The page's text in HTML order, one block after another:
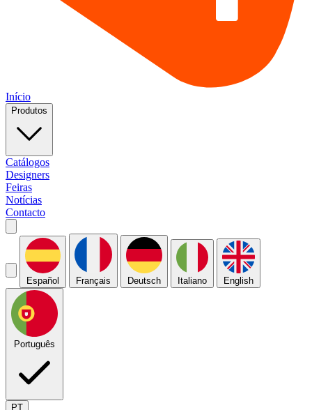
Início
Produtos
Catálogos
Designers
Feiras
Notícias
Contacto
Español Français Deutsch Italiano English
Português
PT